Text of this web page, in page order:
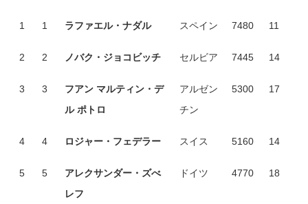
1 1 ラファエル・ナダル スペイン 7480 11
2 2 ノバク・ジョコビッチ セルビア 7445 14
3 3
フアン マルティン・デ
ル ポトロ
アルゼン
チン
5300 17
4 4 ロジャー・フェデラー スイス 5160 14
5 5
アレクサンダー・ズべ
レフ
ドイツ 4770 18